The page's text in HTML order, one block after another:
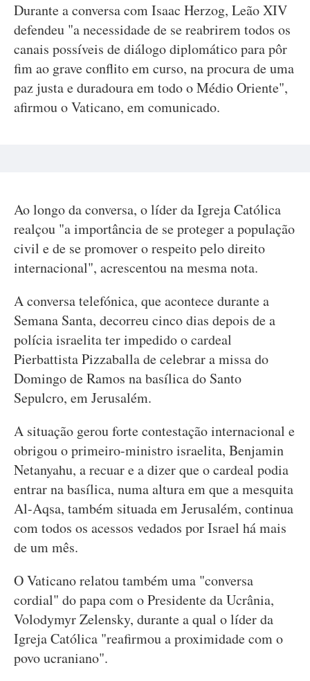
Durante a conversa com Isaac Herzog, Leão XIV
defendeu "a necessidade de se reabrirem todos os
canais possíveis de diálogo diplomático para pôr
fim ao grave conflito em curso, na procura de uma
paz justa e duradoura em todo o Médio Oriente",
afirmou o Vaticano, em comunicado.
Ao longo da conversa, o líder da Igreja Católica
realçou "a importância de se proteger a população
civil e de se promover o respeito pelo direito
internacional", acrescentou na mesma nota.
A conversa telefónica, que acontece durante a
Semana Santa, decorreu cinco dias depois de a
polícia israelita ter impedido o cardeal
Pierbattista Pizzaballa de celebrar a missa do
Domingo de Ramos na basílica do Santo
Sepulcro, em Jerusalém.
A situação gerou forte contestação internacional e
obrigou o primeiro-ministro israelita, Benjamin
Netanyahu, a recuar e a dizer que o cardeal podia
entrar na basílica, numa altura em que a mesquita
Al-Aqsa, também situada em Jerusalém, continua
com todos os acessos vedados por Israel há mais
de um mês.
O Vaticano relatou também uma "conversa
cordial" do papa com o Presidente da Ucrânia,
Volodymyr Zelensky, durante a qual o líder da
Igreja Católica "reafirmou a proximidade com o
povo ucraniano".